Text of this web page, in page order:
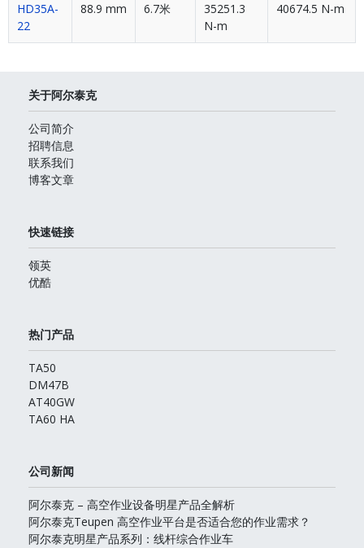
HD35A-
22
88.9 mm 6.7米
35251.3
N-m
40674.5 N-m
关于阿尔泰克
公司简介
招聘信息
联系我们
博客文章
快速链接
领英
优酷
热门产品
TA50
DM47B
AT40GW
TA60 HA
公司新闻
阿尔泰克 – 高空作业设备明星产品全解析
阿尔泰克Teupen 高空作业平台是否适合您的作业需求？
阿尔泰克明星产品系列：线杆综合作业车